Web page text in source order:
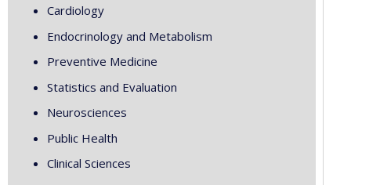
Cardiology
Endocrinology and Metabolism
Preventive Medicine
Statistics and Evaluation
Neurosciences
Public Health
Clinical Sciences